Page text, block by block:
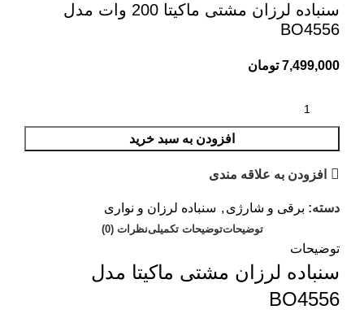
سنباده لرزان مشتی ماکیتا 200 وات مدل
BO4556
7,499,000 تومان
افزودن به سبد خرید
افزودن به علاقه مندی
دسته: برقی و شارژی , سنباده لرزان و نواری
توضیحاتتوضیحات تکمیلینظرات (0)
توضیحات
سنباده لرزان مشتی ماکیتا مدل
BO4556